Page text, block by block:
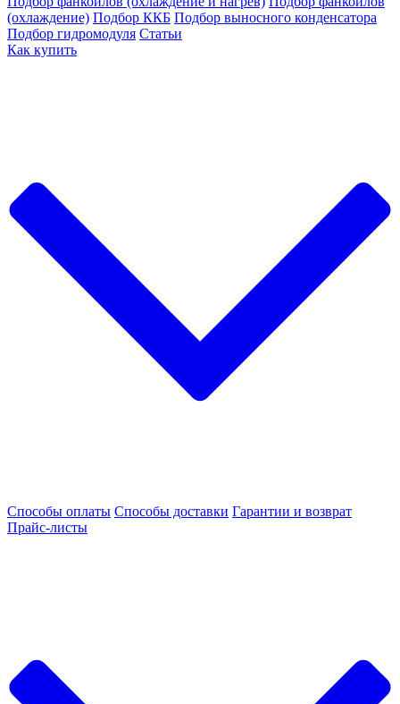
(охлаждение) Подбор ККБ Подбор выносного конденсатора
Подбор гидромодуля Статьи
Как купить
Способы оплаты Способы доставки Гарантии и возврат
Прайс-листы